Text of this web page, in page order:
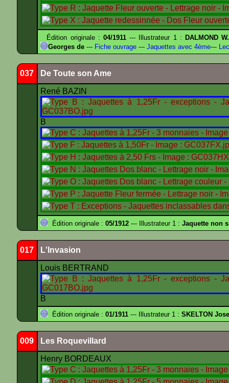
Édition originale :04/1911 --- Illustrateur 1 : DALMOND W.
Georges de --- Fiche ouvrage --- Jaquettes avec 4ème---
037 De Toute son Ame
René BAZIN
B
Édition originale : 05/1912 --- Illustrateur 1 : Jaquette non
017 L'Invasion
Louis BERTRAND
B
Édition originale : 01/1911 --- Illustrateur 1 : SKELTON
009 Les Roquevillard
Henry BORDEAUX